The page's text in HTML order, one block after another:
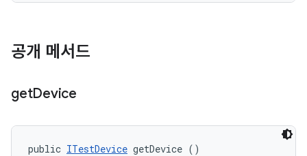
공개 메서드
getDevice
public ITestDevice getDevice ()